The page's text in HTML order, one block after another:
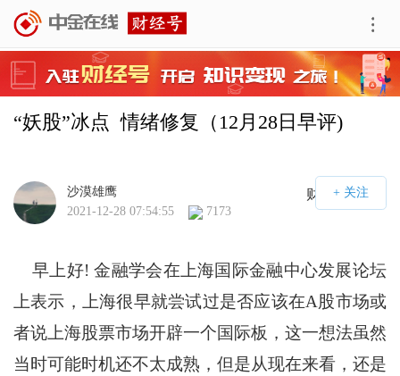
“妖股”冰点  情绪修复（12月28日早评)
财经号APP
沙漠雄鹰
2021-12-28 07:54:55
7173
早上好! 金融学会在上海国际金融中心发展论坛
上表示，上海很早就尝试过是否应该在A股市场或
者说上海股票市场开辟一个国际板，这一想法虽然
当时可能时机还不太成熟，但是从现在来看，还是